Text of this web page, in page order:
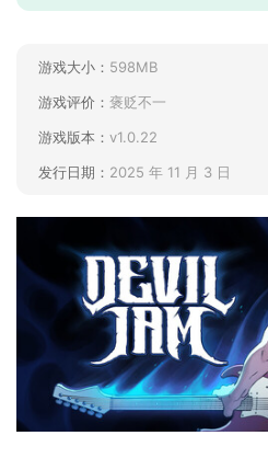
游戏大小： 598MB
游戏评价： 褒贬不一
游戏版本： v1.0.22
发行日期： 2025 年 11 月 3 日